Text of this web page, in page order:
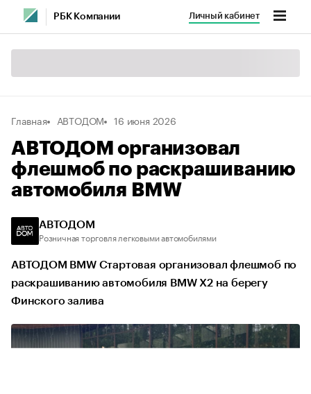
РБК Компании Личный кабинет
Главная АВТОДОМ 16 июня 2026
АВТОДОМ организовал
флешмоб по раскрашиванию
автомобиля BMW
АВТОДОМ
Розничная торговля легковыми автомобилями
АВТОДОМ BMW Стартовая организовал флешмоб по
раскрашиванию автомобиля BMW X2 на берегу
Финского залива